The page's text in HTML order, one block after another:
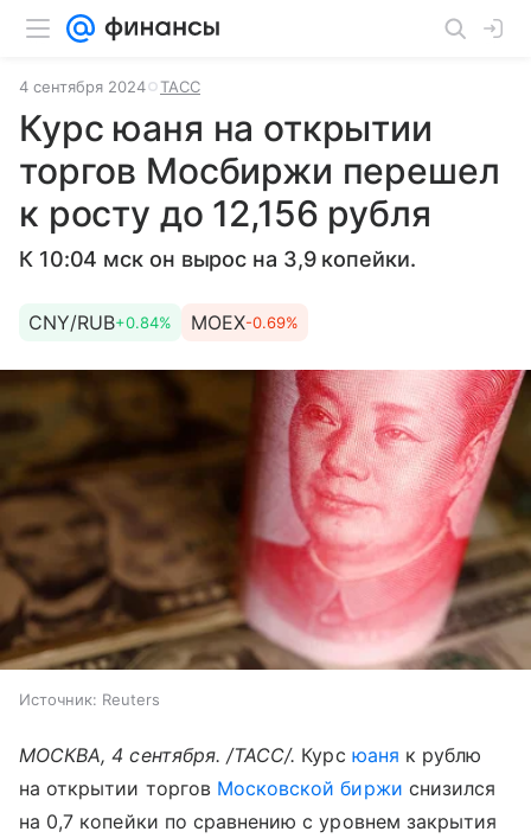
4 сентября 2024 ТАСС
Курс юаня на открытии
торгов Мосбиржи перешел
к росту до 12,156 рубля
К 10:04 мск он вырос на 3,9 копейки.
CNY/RUB+0.84% MOEX-0.69%
Источник: Reuters
МОСКВА, 4 сентября. /ТАСС/. Курс юаня к рублю
на открытии торгов Московской биржи снизился
на 0,7 копейки по сравнению с уровнем закрытия